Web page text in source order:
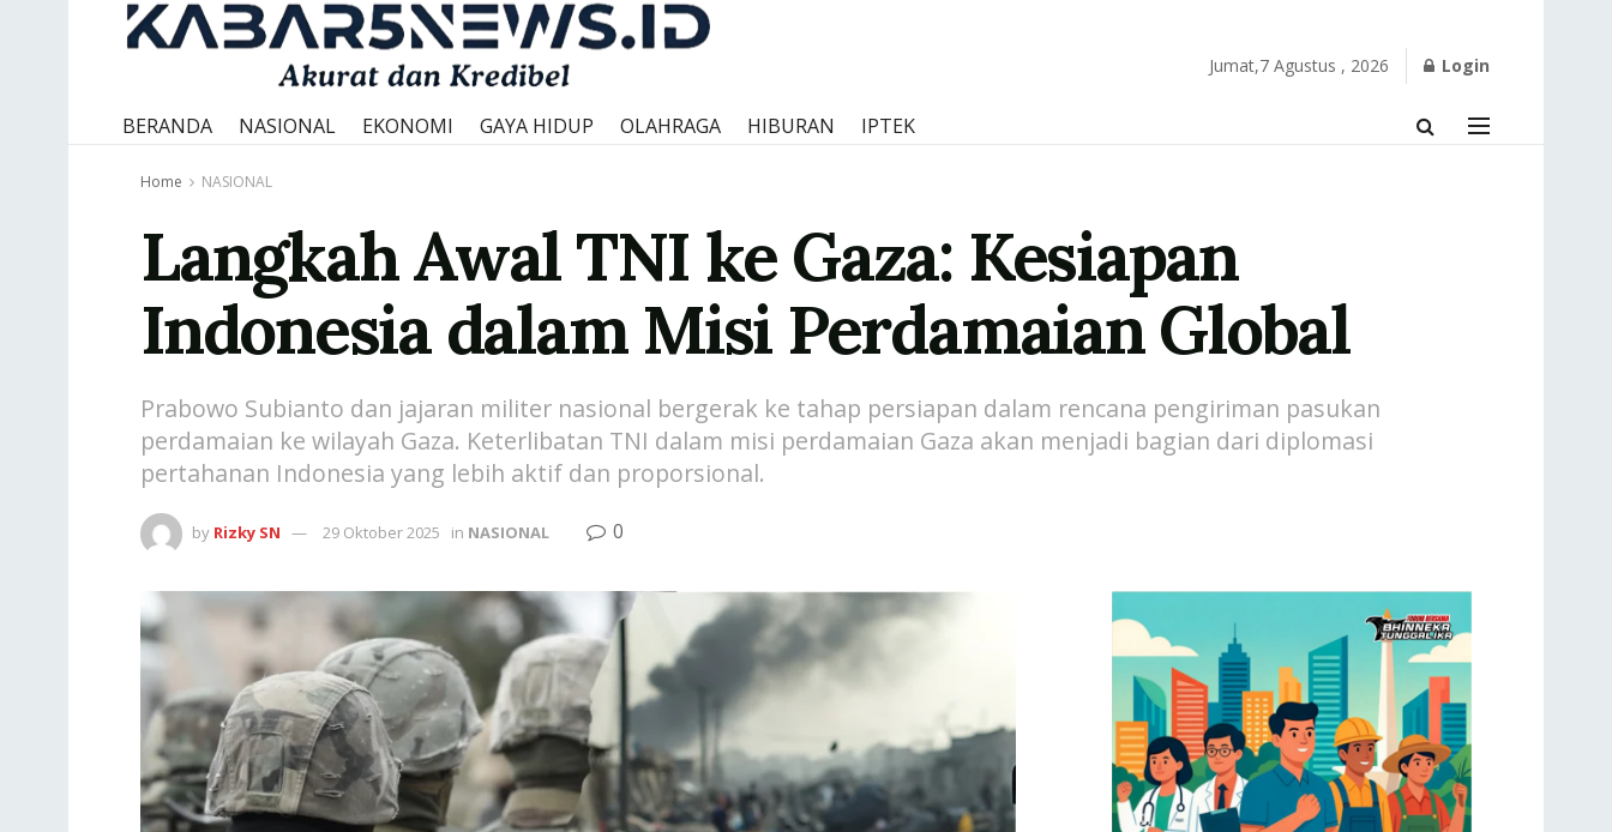
Jumat,7 Agustus , 2026 Login
BERANDA NASIONAL EKONOMI GAYA HIDUP OLAHRAGA HIBURAN IPTEK
Home NASIONAL
Langkah Awal TNI ke Gaza: Kesiapan
Indonesia dalam Misi Perdamaian Global
Prabowo Subianto dan jajaran militer nasional bergerak ke tahap persiapan dalam rencana pengiriman pasukan
perdamaian ke wilayah Gaza. Keterlibatan TNI dalam misi perdamaian Gaza akan menjadi bagian dari diplomasi
pertahanan Indonesia yang lebih aktif dan proporsional.
by Rizky SN 29 Oktober 2025 in NASIONAL 0